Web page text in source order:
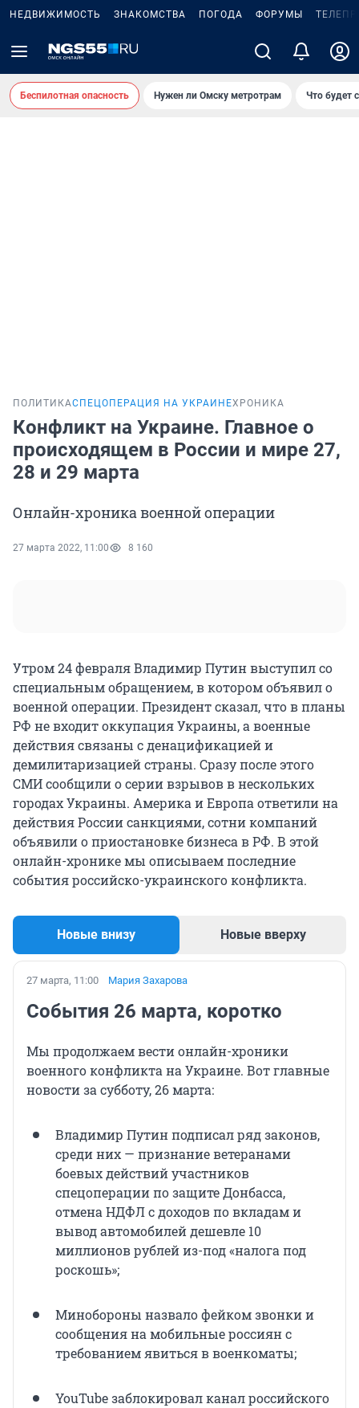
НЕДВИЖИМОСТЬ ЗНАКОМСТВА ПОГОДА ФОРУМЫ
Беспилотная опасность Нужен ли Омску метротрам Что будет
ПОЛИТИКАСПЕЦОПЕРАЦИЯ НА УКРАИНЕХРОНИКА
Конфликт на Украине. Главное о
происходящем в России и мире 27,
28 и 29 марта
Онлайн-хроника военной операции
27 марта 2022, 11:00 8 160
Утром 24 февраля Владимир Путин выступил со
специальным обращением, в котором объявил о
военной операции. Президент сказал, что в планы
РФ не входит оккупация Украины, а военные
действия связаны с денацификацией и
демилитаризацией страны. Сразу после этого
СМИ сообщили о серии взрывов в нескольких
городах Украины. Америка и Европа ответили на
действия России санкциями, сотни компаний
объявили о приостановке бизнеса в РФ. В этой
онлайн-хронике мы описываем последние
события российско-украинского конфликта.
Новые внизу Новые вверху
27 марта, 11:00 Мария Захарова
События 26 марта, коротко
Мы продолжаем вести онлайн-хроники
военного конфликта на Украине. Вот главные
новости за субботу, 26 марта:
Владимир Путин подписал ряд законов,
среди них — признание ветеранами
боевых действий участников
спецоперации по защите Донбасса,
отмена НДФЛ с доходов по вкладам и
вывод автомобилей дешевле 10
миллионов рублей из-под «налога под
роскошь»;
Минобороны назвало фейком звонки и
сообщения на мобильные россиян с
требованием явиться в военкоматы;
YouTube заблокировал канал российского